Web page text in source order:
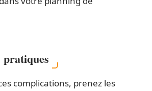
pratiques
complications, prenez les